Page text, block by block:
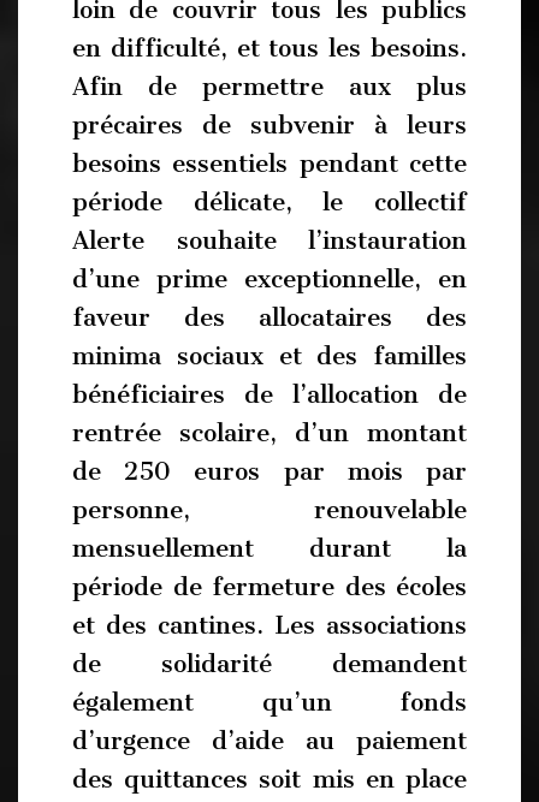
loin de couvrir tous les publics
en difficulté, et tous les besoins.
Afin de permettre aux plus
précaires de subvenir à leurs
besoins essentiels pendant cette
période délicate, le collectif
Alerte souhaite l’instauration
d’une prime exceptionnelle, en
faveur des allocataires des
minima sociaux et des familles
bénéficiaires de l’allocation de
rentrée scolaire, d’un montant
de 250 euros par mois par
personne, renouvelable
mensuellement durant la
période de fermeture des écoles
et des cantines. Les associations
de solidarité demandent
également qu’un fonds
d’urgence d’aide au paiement
des quittances soit mis en place